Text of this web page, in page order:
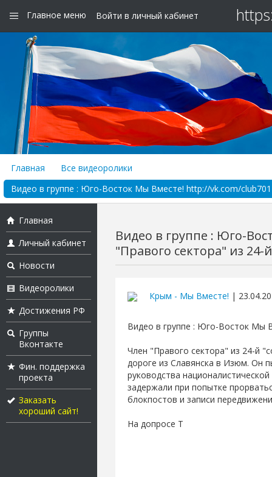
Главное меню Войти в личный кабинет
Главная
Все видеоролики
Видео в группе : Юго-Восток Мы Вместе! http://vk.com/
Главная
Личный кабинет
Новости
Видеоролики
Достижения РФ
Группы
Вконтакте
Фин. поддержка
проекта
Заказать
хороший сайт!
Видео в группе : Юго-
"Правого сектора" из 24-
Крым - Мы Вместе! |
Видео в группе : Юго-Восток Мы
Член "Правого сектора" из 24-й
дороге из Славянска в Изюм. Он
руководства
задержали при попытке
блокпостов и записи
На допросе Т